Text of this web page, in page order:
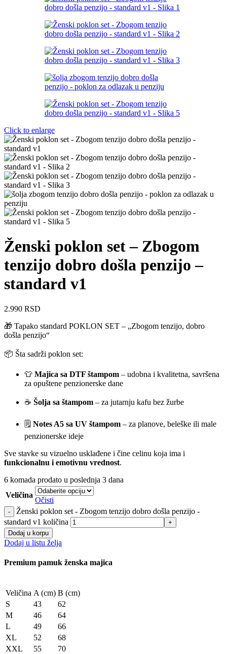
Click to enlarge
Ženski poklon set – Zbogom
tenzijo dobro došla penzijo –
standard v1
2.990 RSD
🎁 Tapako standard POKLON SET – „Zbogom tenzijo, dobro
došla penzijo“
📦 Šta sadrži poklon set:
👕 Majica sa DTF štampom – udobna i kvalitetna, savršena
za opuštene penzionerske dane
☕ Šolja sa štampom – za jutarnju kafu bez žurbe
🗒️ Notes A5 sa UV štampom – za planove, beleške ili male
penzionerske ideje
Sve stavke su vizuelno usklađene i čine celinu koja ima i
funkcionalnu i emotivnu vrednost.
6 komada prodato u poslednja 3 dana
Veličina
Očisti
Ženski poklon set - Zbogom tenzijo dobro došla penzijo -
standard v1 količina
Dodaj u korpu
Dodaj u listu želja
Premium pamuk ženska majica
Veličina A (cm) B (cm)
S
43
62
M
46
64
L
49
66
XL
52
68
XXL
55
70